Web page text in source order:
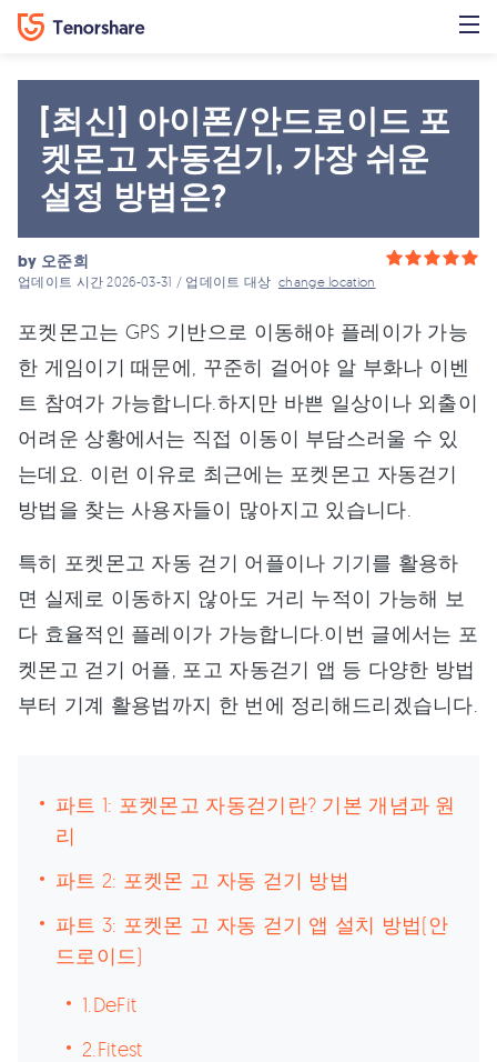
[최신] 아이폰/안드로이드 포
켓몬고 자동걷기, 가장 쉬운
설정 방법은?
by 오준희
업데이트 시간 2026-03-31 / 업데이트 대상change location
포켓몬고는 GPS 기반으로 이동해야 플레이가 가능
한 게임이기 때문에, 꾸준히 걸어야 알 부화나 이벤
트 참여가 가능합니다.하지만 바쁜 일상이나 외출이
어려운 상황에서는 직접 이동이 부담스러울 수 있
는데요. 이런 이유로 최근에는 포켓몬고 자동걷기
방법을 찾는 사용자들이 많아지고 있습니다.
특히 포켓몬고 자동 걷기 어플이나 기기를 활용하
면 실제로 이동하지 않아도 거리 누적이 가능해 보
다 효율적인 플레이가 가능합니다.이번 글에서는 포
켓몬고 걷기 어플, 포고 자동걷기 앱 등 다양한 방법
부터 기계 활용법까지 한 번에 정리해드리겠습니다.
파트 1: 포켓몬고 자동걷기란? 기본 개념과 원
리
파트 2: 포켓몬 고 자동 걷기 방법
파트 3: 포켓몬 고 자동 걷기 앱 설치 방법(안
드로이드)
1.DeFit
2.Fitest